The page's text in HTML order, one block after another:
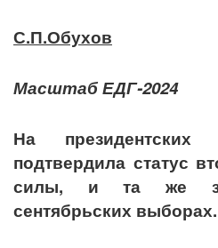
С.П.Обухов
Масштаб ЕДГ-2024
На президентских
подтвердила статус
силы, и та же
сентябрьских выборах.